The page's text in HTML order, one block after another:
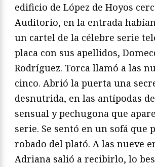
edificio de López de Hoyos
Auditorio, en la entrada
un cartel de la célebre serie
placa con sus apellidos,
Rodríguez. Torca llamó a las
cinco. Abrió la puerta una
desnutrida, en las antípodas
sensual y pechugona que
serie. Se sentó en un sofá que
robado del plató. A las nueve
Adriana salió a recibirlo, lo